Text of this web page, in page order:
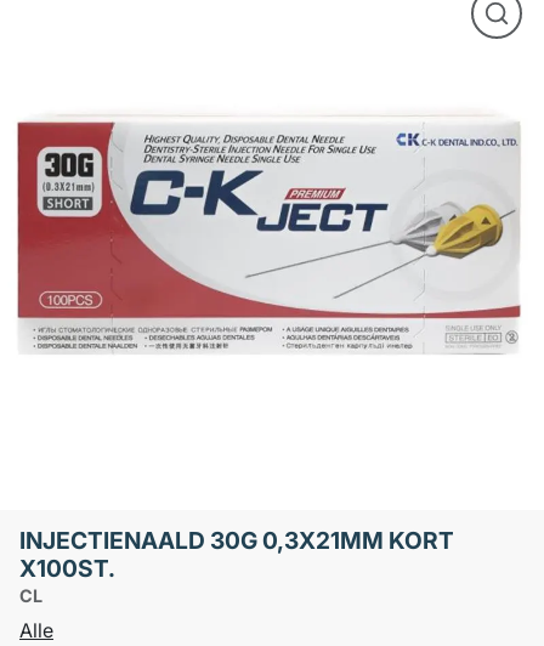
INJECTIENAALD 30G 0,3X21MM KORT
X100ST.
CL
Alle